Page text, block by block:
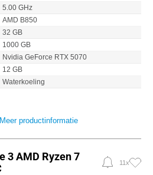
5.00 GHz
AMD B850
32 GB
1000 GB
Nvidia GeForce RTX 5070
12 GB
Waterkoeling
Meer productinformatie
3 AMD Ryzen 7
11x